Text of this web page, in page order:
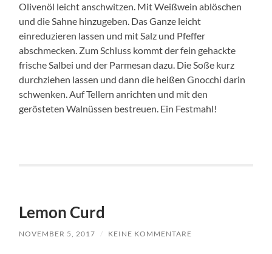
Olivenöl leicht anschwitzen. Mit Weißwein ablöschen
und die Sahne hinzugeben. Das Ganze leicht
einreduzieren lassen und mit Salz und Pfeffer
abschmecken. Zum Schluss kommt der fein gehackte
frische Salbei und der Parmesan dazu. Die Soße kurz
durchziehen lassen und dann die heißen Gnocchi darin
schwenken. Auf Tellern anrichten und mit den
gerösteten Walnüssen bestreuen. Ein Festmahl!
Lemon Curd
NOVEMBER 5, 2017 / KEINE KOMMENTARE